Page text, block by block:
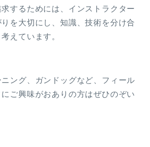
するためには、インストラクター
を大切にし、知識、技術を分け合
えています。
ング、ガンドッグなど、フィール
にご興味がおありの方はぜひのぞい